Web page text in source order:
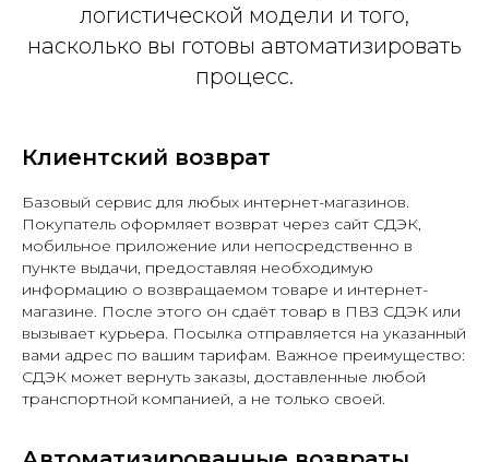
логистической модели и того,
насколько вы готовы автоматизировать
процесс.
Клиентский возврат
Базовый сервис для любых интернет-магазинов.
Покупатель оформляет возврат через сайт СДЭК,
мобильное приложение или непосредственно в
пункте выдачи, предоставляя необходимую
информацию о возвращаемом товаре и интернет-
магазине. После этого он сдаёт товар в ПВЗ СДЭК или
вызывает курьера. Посылка отправляется на указанный
вами адрес по вашим тарифам. Важное преимущество:
СДЭК может вернуть заказы, доставленные любой
транспортной компанией, а не только своей.